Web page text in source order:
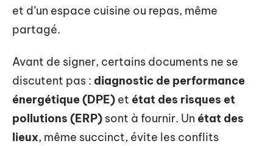
et d’un espace cuisine ou repas, même
partagé.
Avant de signer, certains documents ne se
discutent pas : diagnostic de performance
énergétique (DPE) et état des risques et
pollutions (ERP) sont à fournir. Un état des
lieux, même succinct, évite les conflits